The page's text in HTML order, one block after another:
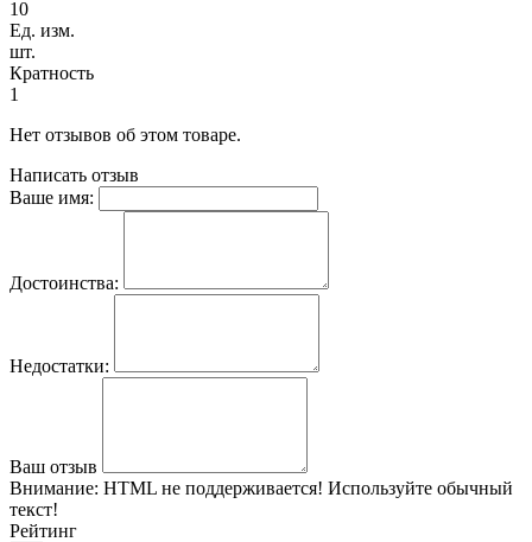
10
Ед. изм.
шт.
Кратность
1
Нет отзывов об этом товаре.
Написать отзыв
Ваше имя:
Достоинства:
Недостатки:
Ваш отзыв
Внимание: HTML не поддерживается! Используйте обычный
текст!
Рейтинг